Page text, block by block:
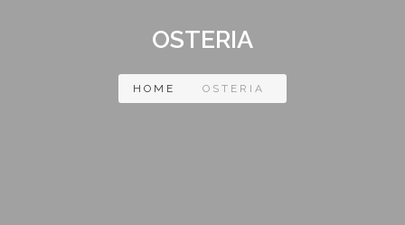
OSTERIA
HOME OSTERIA